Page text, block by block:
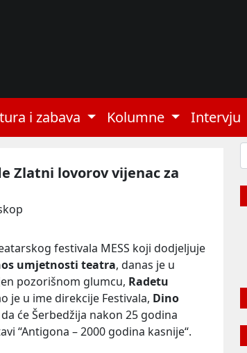
i zabava Kolumne Intervju
Zlatni lovorov vijenac za
festivala MESS koji dodjeljuje
umjetnosti teatra, danas je u
pozorišnom glumcu, Radetu
je u ime direkcije Festivala, Dino
će Šerbedžija nakon 25 godina
“Antigona – 2000 godina kasnije“.